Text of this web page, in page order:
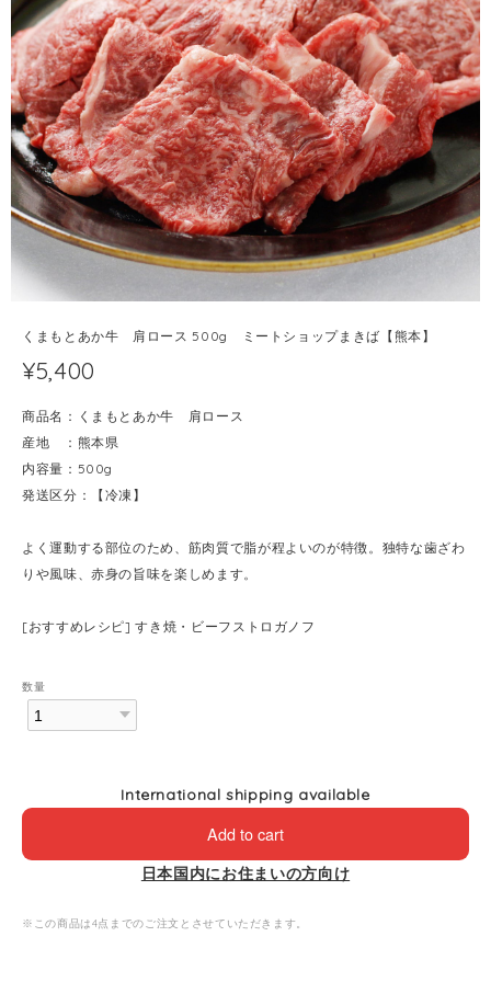
くまもとあか牛 肩ロース 500g ミートショップまきば【熊本】
¥5,400
商品名：くまもとあか牛 肩ロース
産地 ：熊本県
内容量：500g
発送区分：【冷凍】
よく運動する部位のため、筋肉質で脂が程よいのが特徴。独特な歯ざわ
りや風味、赤身の旨味を楽しめます。
[おすすめレシピ] すき焼・ビーフストロガノフ
数量
International shipping available
Add to cart
日本国内にお住まいの方向け
※この商品は4点までのご注文とさせていただきます。